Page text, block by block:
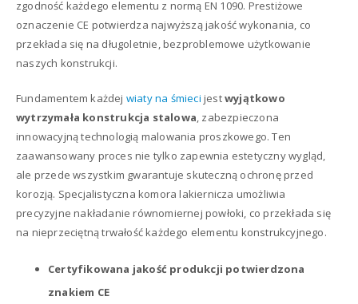
zgodność każdego elementu z normą EN 1090. Prestiżowe
oznaczenie CE potwierdza najwyższą jakość wykonania, co
przekłada się na długoletnie, bezproblemowe użytkowanie
naszych konstrukcji.
Fundamentem każdej wiaty na śmieci jestwyjątkowo
wytrzymała konstrukcja stalowa, zabezpieczona
innowacyjną technologią malowania proszkowego. Ten
zaawansowany proces nie tylko zapewnia estetyczny wygląd,
ale przede wszystkim gwarantuje skuteczną ochronę przed
korozją. Specjalistyczna komora lakiernicza umożliwia
precyzyjne nakładanie równomiernej powłoki, co przekłada się
na nieprzeciętną trwałość każdego elementu konstrukcyjnego.
Certyfikowana jakość produkcji potwierdzona
znakiem CE